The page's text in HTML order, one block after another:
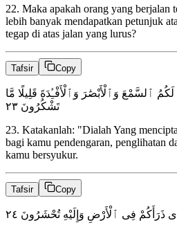
22. Maka apakah orang yang berjalan
lebih banyak mendapatkan petunjuk
tegap di atas jalan yang lurus?
Tafsir Copy
ٱلسَّمْعَ وَٱلْأَبْصَٰرَ وَٱلْأَفْـِٔدَةَ قَلِيلًا مَّا
تَشْكُرُونَ ٢٣
23. Katakanlah: "Dialah Yang
bagi kamu pendengaran, penglihatan
kamu bersyukur.
Tafsir Copy
ذَرَأَكُمْ فِى ٱلْأَرْضِ وَإِلَيْهِ تُحْشَرُونَ ٢٤